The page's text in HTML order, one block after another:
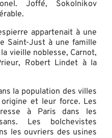
Joffé, Sokolnikov
appartenait à une
Saint-Just à une famille
vieille noblesse, Carnot,
Robert Lindet à la
la population des villes
et leur force. Les
à Paris dans les
Les bolchevistes
les ouvriers des usines